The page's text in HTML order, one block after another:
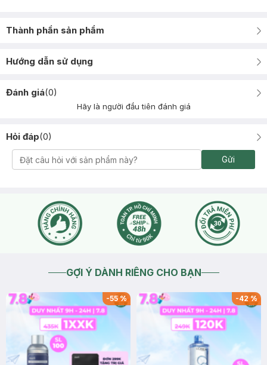
Thành phần sản phẩm
Hướng dẫn sử dụng
Đánh giá(0)
Hãy là người đầu tiên đánh giá
Hỏi đáp(0)
Gửi
GỢI Ý DÀNH RIÊNG CHO BẠN
-55% -42%